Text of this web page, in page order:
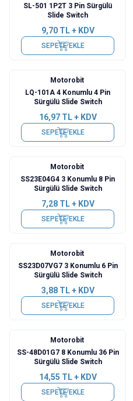
SL-501 1P2T 3 Pin Sürgülü
Slide Switch
9,70TL + KDV
SEPETE EKLE
Motorobit
LQ-101A 4 Konumlu 4 Pin
Sürgülü Slide Switch
16,97TL + KDV
SEPETE EKLE
Motorobit
SS23E04G4 3 Konumlu 8 Pin
Sürgülü Slide Switch
7,28TL + KDV
SEPETE EKLE
Motorobit
SS23D07VG7 3 Konumlu 6 Pin
Sürgülü Slide Switch
3,88TL + KDV
SEPETE EKLE
Motorobit
SS-48D01G7 8 Konumlu 36 Pin
Sürgülü Slide Switch
14,55 TL + KDV
SEPETE EKLE